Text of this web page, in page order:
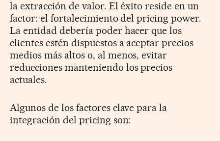
la extracción de valor. El éxito reside en un
factor: el fortalecimiento del pricing power.
La entidad debería poder hacer que los
clientes estén dispuestos a aceptar precios
medios más altos o, al menos, evitar
reducciones manteniendo los precios
actuales.
Algunos de los factores clave para la
integración del pricing son: